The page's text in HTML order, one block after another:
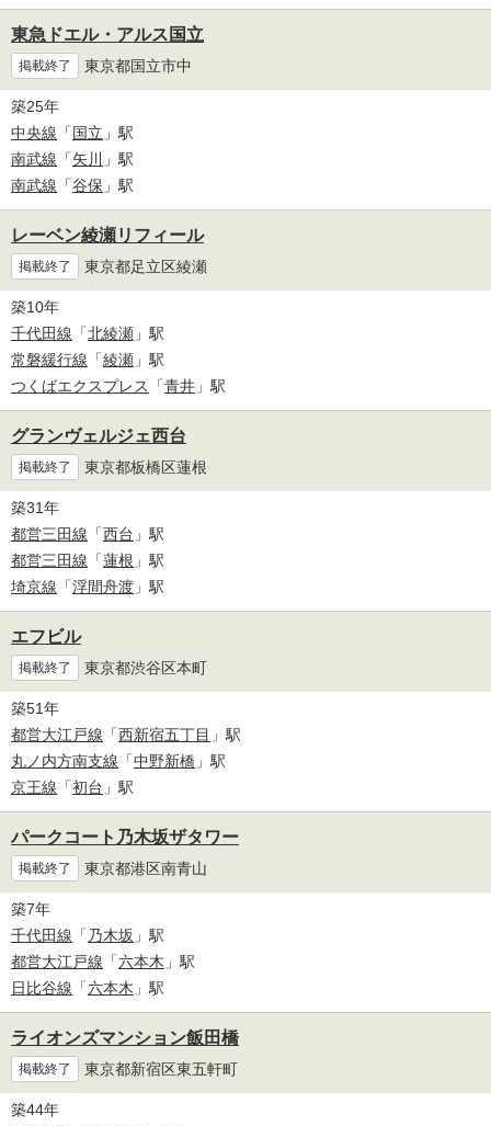
東急ドエル・アルス国立
掲載終了 東京都国立市中
築25年
中央線 「 国立 」駅
南武線 「矢川
」駅
南武線 「谷保 」駅
レーベン綾瀬リフィール
掲載終了 東京都足立区綾瀬
築10年
千代田線 「北綾瀬 」駅
常磐緩行線 「綾瀬 」駅
つくばエクスプレス
「青井 」駅
グランヴェルジェ西台
掲載終了 東京都板橋区蓮根
築31年
都営三田線 「西台 」駅
都営三田線 「蓮根 」駅
埼京線 「浮間舟渡 」駅
エフビル
掲載終了 東京都渋谷区本町
築51年
都営大江戸線 「西新宿五丁目 」駅
丸ノ内方南支線 「中野新橋 」駅
京王線 「初台 」駅
パークコート乃木坂ザタワー
掲載終了 東京都港区南青山
築7年
千代田線 「 乃木坂 」駅
都営大江戸線 「六本木 」駅
日比谷線 「六本木 」駅
ライオンズマンション飯田橋
掲載終了 東京都新宿区東五軒町
築44年